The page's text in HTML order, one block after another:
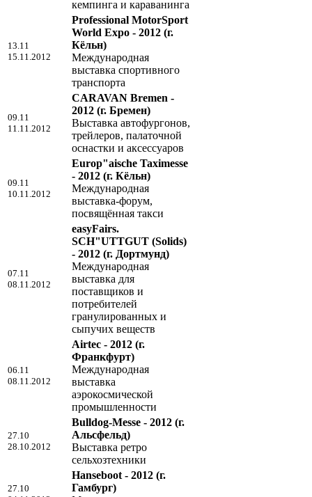
кемпинга и караванинга
13.11
15.11.2012
Professional MotorSport
World Expo - 2012 (г.
Кёльн)
Международная
выставка спортивного
транспорта
09.11
11.11.2012
CARAVAN Bremen -
2012 (г. Бремен)
Выставка автофургонов,
трейлеров, палаточной
оснастки и аксессуаров
09.11
10.11.2012
Europ"aische Taximesse
- 2012 (г. Кёльн)
Международная
выставка-форум,
посвящённая такси
07.11
08.11.2012
easyFairs.
SCH"UTTGUT (Solids)
- 2012 (г. Дортмунд)
Международная
выставка для
поставщиков и
потребителей
гранулированных и
сыпучих веществ
06.11
08.11.2012
Airtec - 2012 (г.
Франкфурт)
Международная
выставка
аэрокосмической
промышленности
27.10
28.10.2012
Bulldog-Messe - 2012 (г.
Альсфельд)
Выставка ретро
сельхозтехники
27.10
Hanseboot - 2012 (г.
Гамбург)